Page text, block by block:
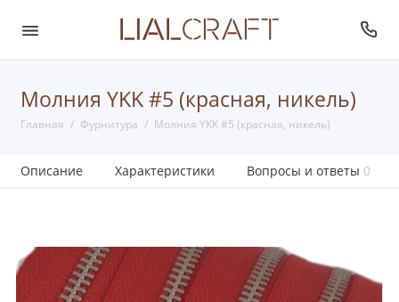
Молния YKK #5 (красная, никель)
Главная Фурнитура Молния YKK #5 (красная, никель)
Описание Характеристики Вопросы и ответы 0